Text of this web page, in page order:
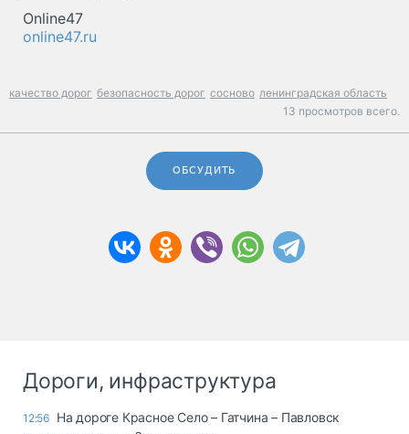
Online47
online47.ru
качество дорог безопасность дорог сосново ленинградская область
13 просмотров всего.
ОБСУДИТЬ
Дороги, инфраструктура
12:56 На дороге Красное Село – Гатчина – Павловск